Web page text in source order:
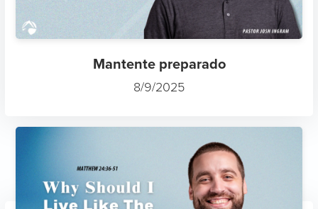
Mantente preparado
8/9/2025